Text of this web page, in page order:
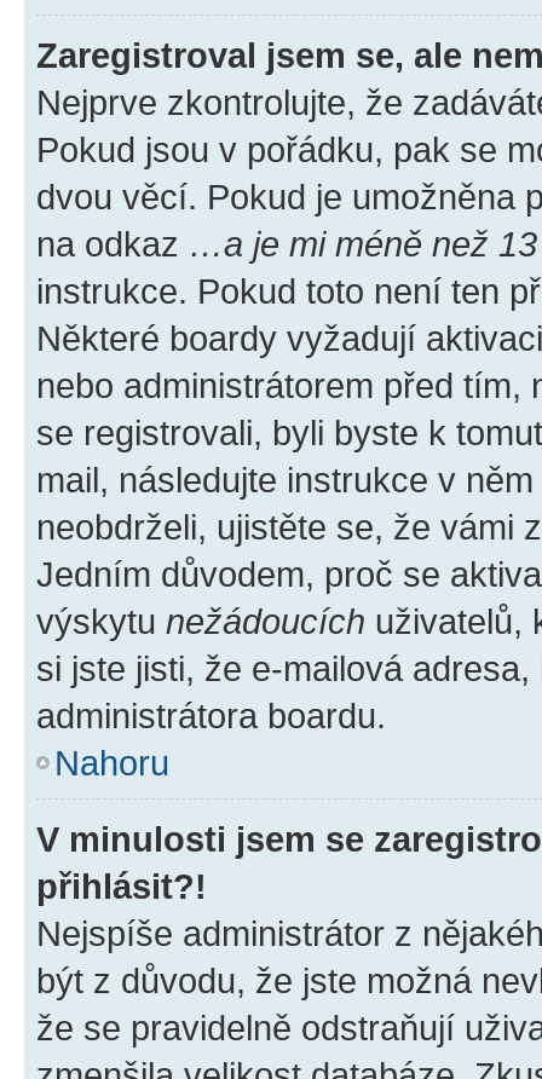
Zaregistroval jsem se, ale
Nejprve zkontrolujte, že
Pokud jsou v pořádku, pak se
dvou věcí. Pokud je umožněna
na odkaz …a je mi méně než
instrukce. Pokud toto není ten
Některé boardy vyžadují
nebo administrátorem před tím,
se registrovali, byli byste k
mail, následujte instrukce v
neobdrželi, ujistěte se, že vámi
Jedním důvodem, proč se
výskytu nežádoucích uživatelů,
si jste jisti, že e-mailová
administrátora boardu.
Nahoru
V minulosti jsem se
přihlásit?!
Nejspíše administrátor z
být z důvodu, že jste možná
že se pravidelně odstraňují